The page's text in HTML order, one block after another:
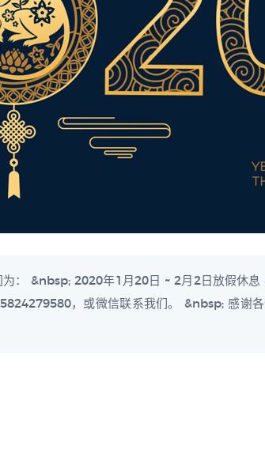
： &nbsp; 2020年1月20日 ~ 2月2日放假休
，或微信联系我们。 &nbsp; 感谢